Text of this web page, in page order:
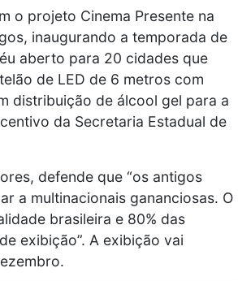
o projeto Cinema Presente na
inaugurando a temporada de
aberto para 20 cidades que
de LED de 6 metros com
distribuição de álcool gel para a
da Secretaria Estadual de
defende que “os antigos
a multinacionais gananciosas. O
brasileira e 80% das
exibição”. A exibição vai